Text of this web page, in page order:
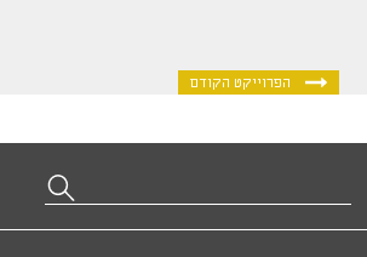
הפרוייקט הקודם